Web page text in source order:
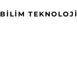
BILIM TEKNOLOJI